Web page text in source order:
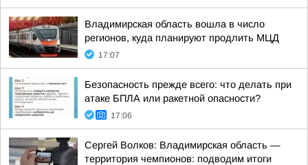
Владимирская область вошла в число
регионов, куда планируют продлить МЦД
17:07
Безопасность прежде всего: что делать при
атаке БПЛА или ракетной опасности?
17:06
Сергей Волков: Владимирская область —
территория чемпионов: подводим итоги